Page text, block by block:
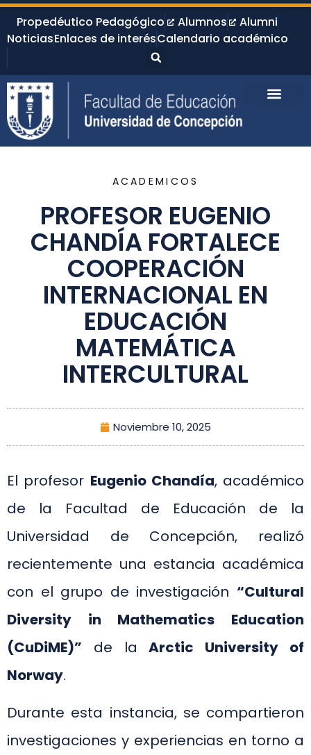
Propedéutico Pedagógico Alumnos
Alumni
NoticiasEnlaces de interésCalendario académico
ACADEMICOS
PROFESOR EUGENIO
CHANDÍA FORTALECE
COOPERACIÓN
INTERNACIONAL EN
EDUCACIÓN
MATEMÁTICA
INTERCULTURAL
Noviembre 10, 2025
El profesor Eugenio Chandía, académico
de la Facultad de Educación de la
Universidad de Concepción, realizó
recientemente una estancia académica
con el grupo de investigación “Cultural
Diversity in Mathematics Education
(CuDiME)” de laArctic University of
Norway.
Durante esta instancia, se compartieron
investigaciones y experiencias en torno a